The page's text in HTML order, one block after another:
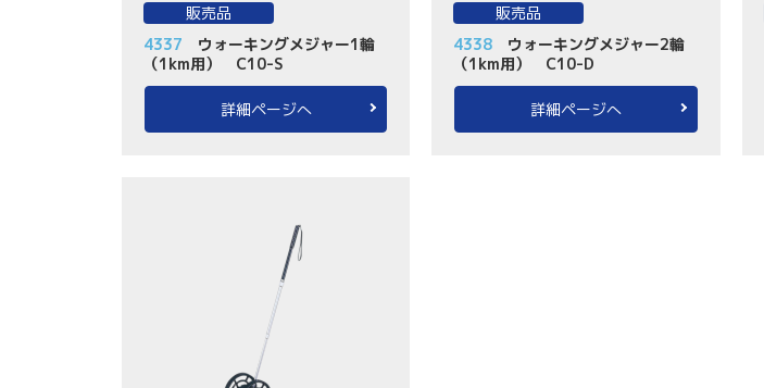
販売品
4337
ウォーキングメジャー1輪
（1km用） C10-S
詳細ページへ
販売品
4338
ウォーキングメジャー2輪
（1km用） C10-D
詳細ページへ